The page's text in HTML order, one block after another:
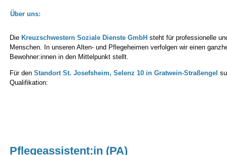
Über uns:
Die Kreuzschwestern Soziale Dienste GmbH steht für professionelle
Menschen. In unseren Alten- und Pflegeheimen verfolgen wir einen
Bewohner:innen in den Mittelpunkt stellt.
Für denStandort St. Josefsheim, Selenz 10 in Gratwein-Straßengel
Qualifikation:
Pflegeassistent:in (PA)